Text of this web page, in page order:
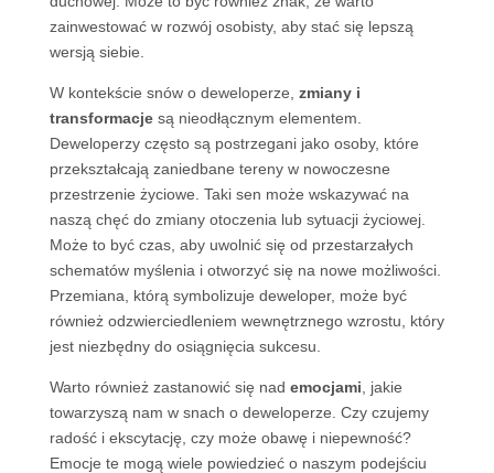
zainwestować w rozwój osobisty, aby stać się lepszą
wersją siebie.
W kontekście snów o deweloperze, zmiany i
transformacjesą nieodłącznym elementem.
Deweloperzy często są postrzegani jako osoby, które
przekształcają zaniedbane tereny w nowoczesne
przestrzenie życiowe. Taki sen może wskazywać na
naszą chęć do zmiany otoczenia lub sytuacji życiowej.
Może to być czas, aby uwolnić się od przestarzałych
schematów myślenia i otworzyć się na nowe możliwości.
Przemiana, którą symbolizuje deweloper, może być
również odzwierciedleniem wewnętrznego wzrostu, który
jest niezbędny do osiągnięcia sukcesu.
Warto również zastanowić się nad emocjami , jakie
towarzyszą nam w snach o deweloperze. Czy czujemy
radość i ekscytację, czy może obawę i niepewność?
Emocje te mogą wiele powiedzieć o naszym podejściu